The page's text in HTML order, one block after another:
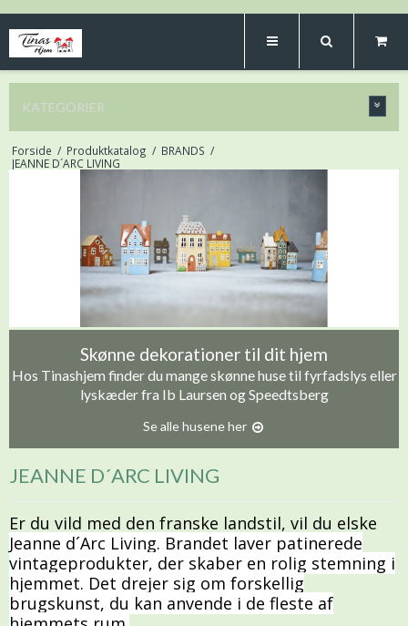
KATEGORIER
Forside / Produktkatalog / BRANDS /
JEANNE D´ARC LIVING
Skønne dekorationer til dit hjem
Hos Tinashjem finder du mange skønne huse til fyrfadslys eller
lyskæder fra Ib Laursen og Speedtsberg
Se alle husene her
JEANNE D´ARC LIVING
Er du vild med den franske landstil, vil du elske
Jeanne d´Arc Living. Brandet laver patinerede
vintageprodukter, der skaber en rolig stemning i
hjemmet. Det drejer sig om forskellig
brugskunst, du kan anvende i de fleste af